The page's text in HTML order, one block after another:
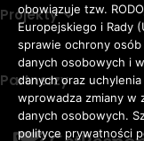
Projekty
Partnerzy
obowiązuje tzw.
Europejskiego i Rady
sprawie ochrony
danych osobowych i
danych oraz
wprowadza zmiany w
danych osobowych.
polityce prywatności